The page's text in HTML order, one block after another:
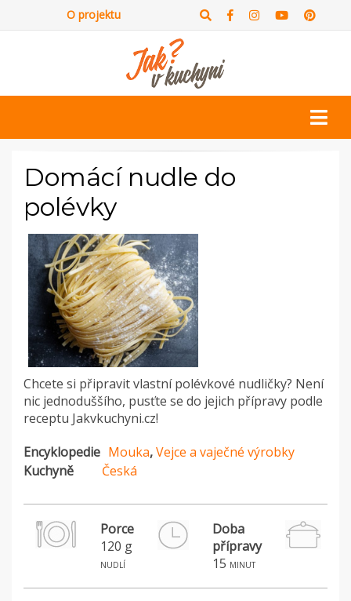
O projektu
Domácí nudle do
polévky
Chcete si připravit vlastní polévkové nudličky? Není
nic jednoduššího, pusťte se do jejich přípravy podle
receptu Jakvkuchyni.cz!
Encyklopedie Mouka,Vejce a vaječné výrobky
Kuchyně
Česká
Porce
120 g
nudlí
Doba
přípravy
15 minut